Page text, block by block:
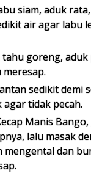
siam, aduk
air agar labu
goreng,
sedikit demi
tidak pecah.
Manis
lalu masak
mengental dan